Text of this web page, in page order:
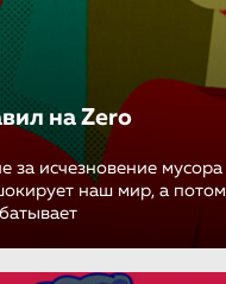
на Zero
за исчезновение мусора
наш мир, а потом